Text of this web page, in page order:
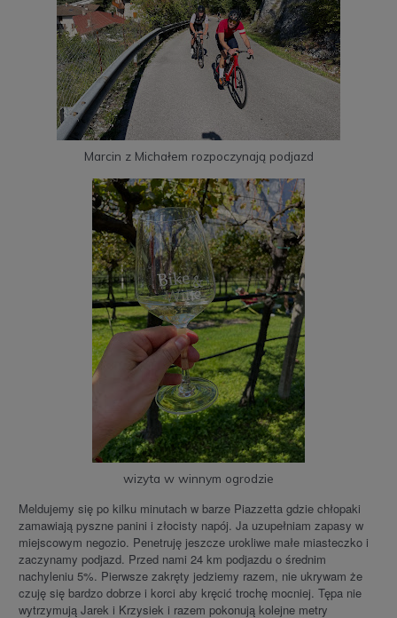
Marcin z Michałem rozpoczynają podjazd
wizyta w winnym ogrodzie
Meldujemy się po kilku minutach w barze Piazzetta gdzie chłopaki
zamawiają pyszne panini i złocisty napój. Ja uzupełniam zapasy w
miejscowym negozio. Penetruję jeszcze urokliwe małe miasteczko i
zaczynamy podjazd. Przed nami 24 km podjazdu o średnim
nachyleniu 5%. Pierwsze zakręty jedziemy razem, nie ukrywam że
czuję się bardzo dobrze i korci aby kręcić trochę mocniej. Tępa nie
wytrzymują Jarek i Krzysiek i razem pokonują kolejne metry